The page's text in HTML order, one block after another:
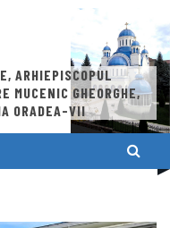
ARHIEPISCOPUL
MUCENIC GHEORGHE,
ORADEA-VII